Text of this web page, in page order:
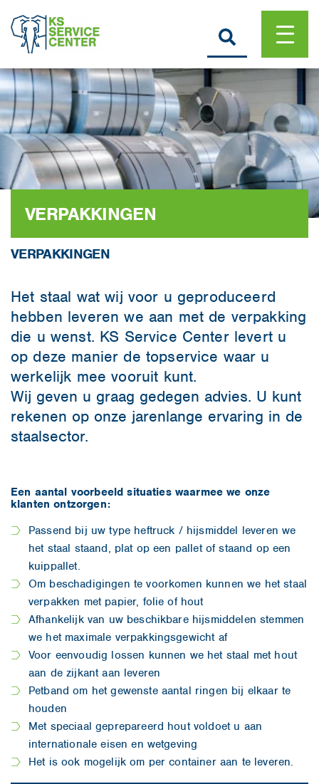
VERPAKKINGEN
VERPAKKINGEN
Het staal wat wij voor u geproduceerd
hebben leveren we aan met de verpakking
die u wenst. KS Service Center levert u
op deze manier de topservice waar u
werkelijk mee vooruit kunt.
Wij geven u graag gedegen advies. U kunt
rekenen op onze jarenlange ervaring in de
staalsector.
Een aantal voorbeeld situaties waarmee we onze
klanten ontzorgen:
Passend bij uw type heftruck / hijsmiddel leveren we
het staal staand, plat op een pallet of staand op een
kuippallet.
Om beschadigingen te voorkomen kunnen we het staal
verpakken met papier, folie of hout
Afhankelijk van uw beschikbare hijsmiddelen stemmen
we het maximale verpakkingsgewicht af
Voor eenvoudig lossen kunnen we het staal met hout
aan de zijkant aan leveren
Petband om het gewenste aantal ringen bij elkaar te
houden
Met speciaal geprepareerd hout voldoet u aan
internationale eisen en wetgeving
Het is ook mogelijk om per container aan te leveren.